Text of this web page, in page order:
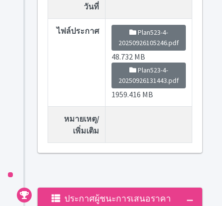
วันที่
ไฟล์ประกาศ
Plan523-4-
20250926105246.pdf
48.732 MB
Plan523-4-
20250926131443.pdf
1959.416 MB
หมายเหตุ/
เพิ่มเติม
ประกาศผู้ชนะการเสนอราคา